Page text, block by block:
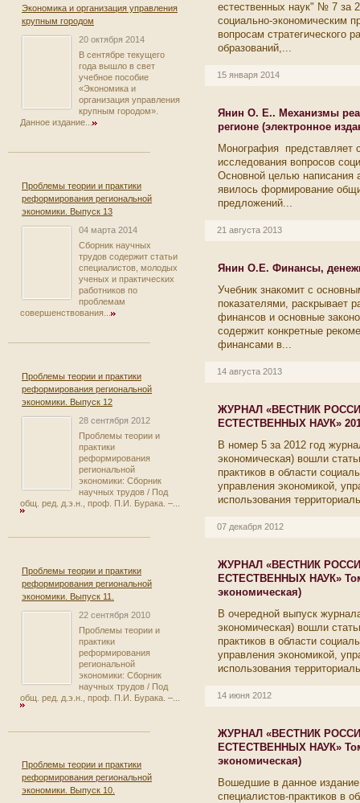
Экономика и организация управления
крупным городом
20 октября 2014
В сентябре текущего
года вышло в свет
учебное пособие
«Экономика и
организация управления
крупным городом».
Данное издание...
Проблемы теории и практики
реформирования региональной
экономики. Выпуск 13
04 марта 2014
Сборник научных
трудов содержит статьи
специалистов, молодых
ученых и практических
работников по
проблемам
совершенствования...
Проблемы теории и практики
реформирования региональной
экономики. Выпуск 12
28 сентября 2012
Проблемы теории и
практики
реформирования
региональной
экономики: Сборник
научных трудов / Под
общ. ред. д.э.н., проф. П.И. Бурака. –...
Проблемы теории и практики
реформирования региональной
экономики. Выпуск 11.
22 сентября 2010
Проблемы теории и
практики
реформирования
региональной
экономики: Сборник
научных трудов / Под
общ. ред. д.э.н., проф. П.И. Бурака. –...
Проблемы теории и практики
реформирования региональной
экономики. Выпуск 10.
естественных наук" № 7 за
социально-экономическим
вопросам стратегического
образований,...
15 января 2014
Янин О. Е.. Механизмы
регионе (электронное
Монография представляет
исследования вопросов
Основной целью написания
явилось формирование
предложений...
21 августа 2013
Янин О.Е. Финансы,
Учебник знакомит с
показателями, раскрывает
финансов и основные
содержит конкретные
финансами в...
14 августа 2013
ЖУРНАЛ «ВЕСТНИК
ЕСТЕСТВЕННЫХ НАУК»
В номер 5 за 2012 год
экономическая) вошли
практиков в области
управления экономикой,
использования
07 декабря 2012
ЖУРНАЛ «ВЕСТНИК
ЕСТЕСТВЕННЫХ НАУК»
экономическая)
В очередной выпуск
экономическая) вошли
практиков в области
управления экономикой,
использования
14 июня 2012
ЖУРНАЛ «ВЕСТНИК
ЕСТЕСТВЕННЫХ НАУК»
экономическая)
Вошедшие в данное
специалистов-практиков в